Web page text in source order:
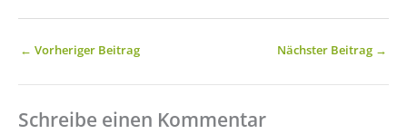
← Vorheriger Beitrag Nächster Beitrag →
Schreibe einen Kommentar